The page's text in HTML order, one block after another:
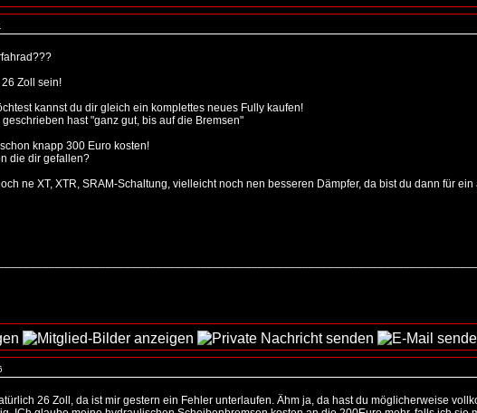
Zoll sein!
kannst du dir gleich ein komplettes neues Fully kaufen!
hast "ganz gut, bis auf die Bremsen"
knapp 300 Euro kosten!
die dir gefallen?
ne XT, XTR, SRAM-Schaltung, vielleicht noch nen besseren Dämpfer, da bist du dann für
26 Zoll, da ist mir gestern ein Fehler unterlaufen. Ähm ja, da hast du möglicherweise